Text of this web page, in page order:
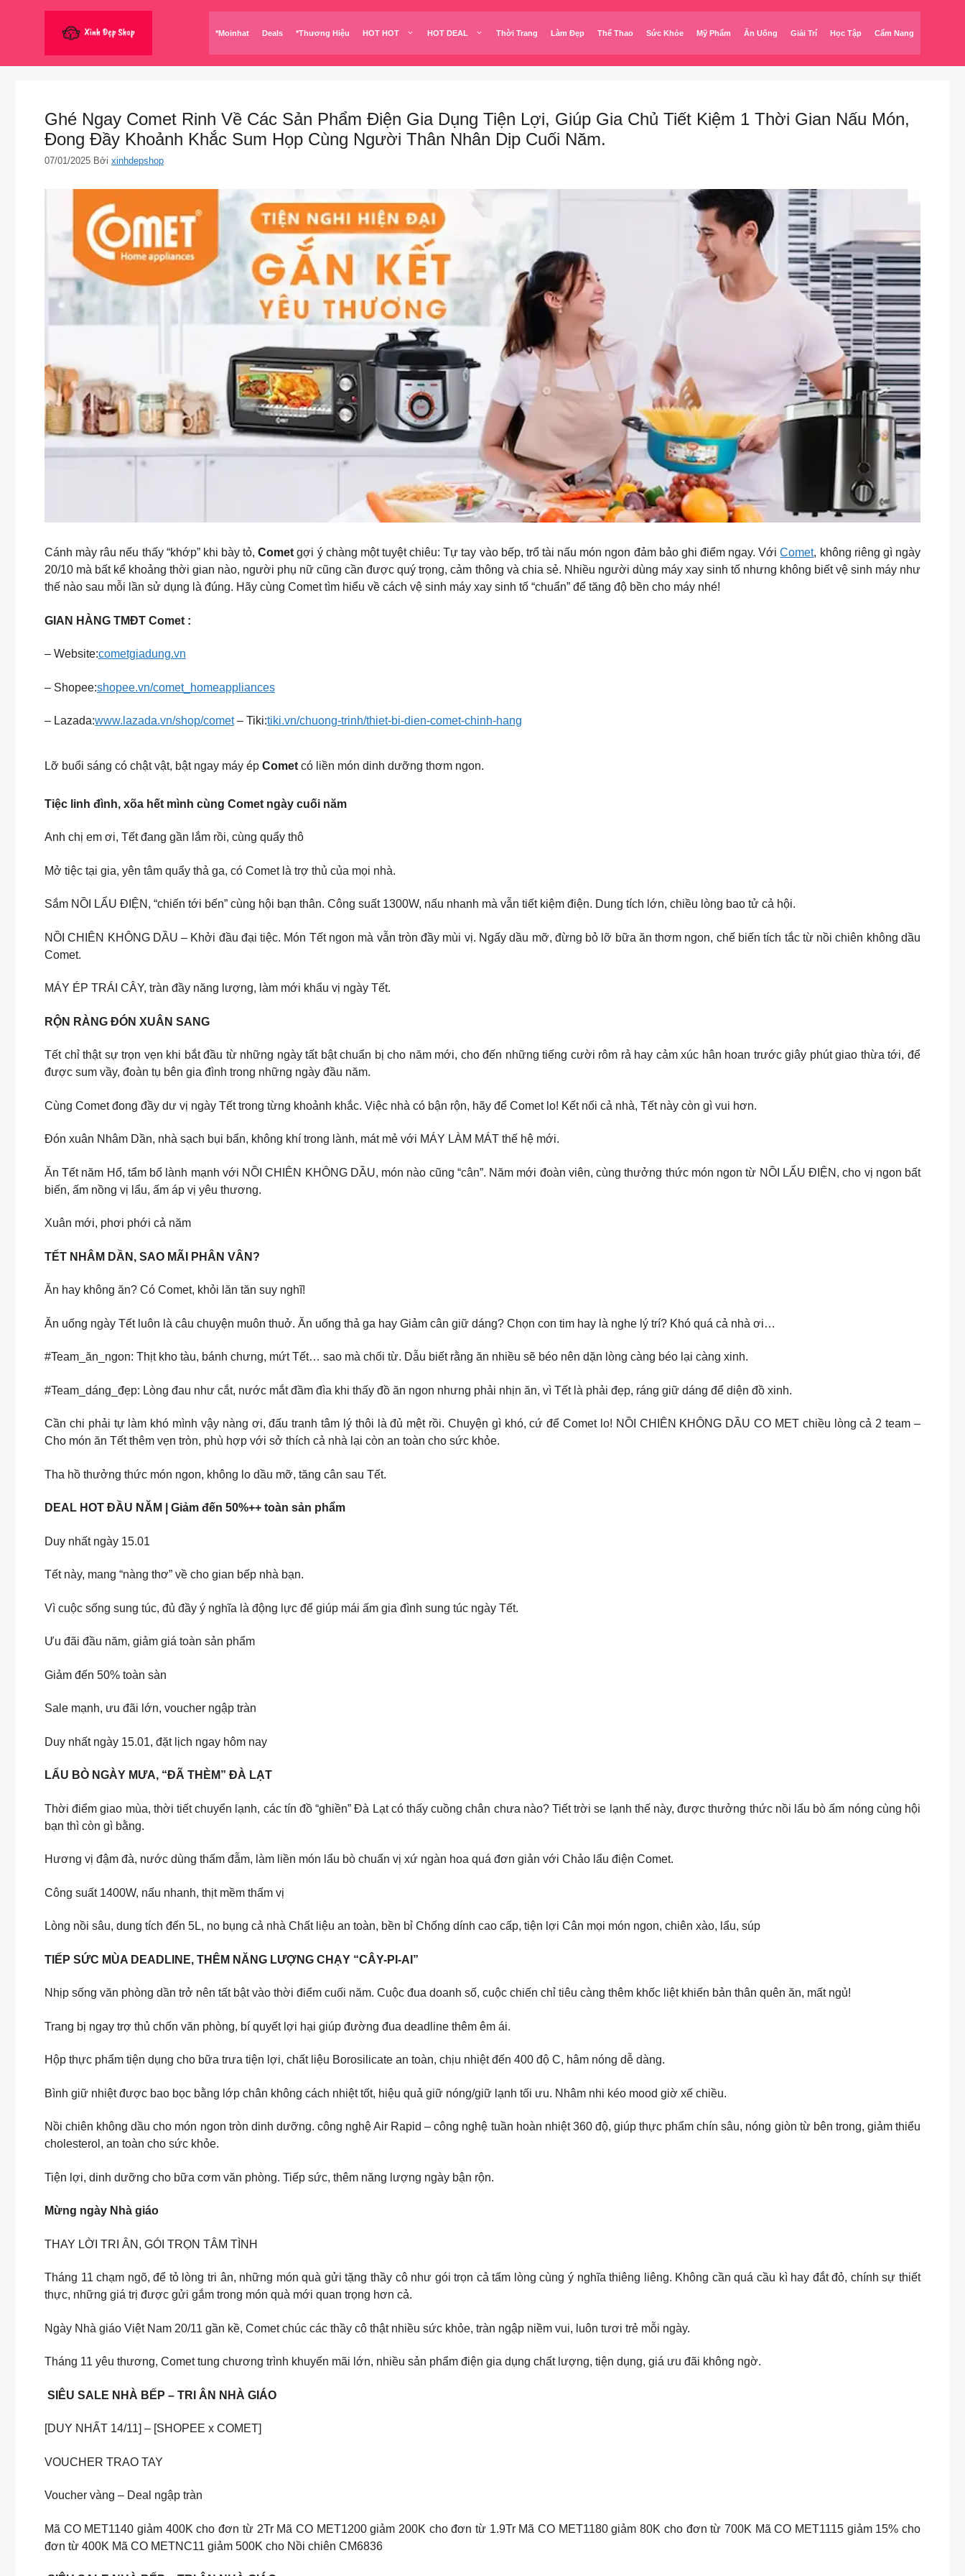
*Moinhat Deals *Thương Hiệu HOT HOT HOT DEAL Thời Trang Làm Đẹp Thể Thao Sức Khỏe Mỹ Phẩm Ăn Uống Giải Trí Học Tập Cẩm Nang
Ghé Ngay Comet Rinh Về Các Sản Phẩm Điện Gia Dụng Tiện Lợi, Giúp Gia Chủ Tiết Kiệm 1 Thời Gian Nấu Món,
Đong Đầy Khoảnh Khắc Sum Họp Cùng Người Thân Nhân Dịp Cuối Năm.
07/01/2025 Bởi xinhdepshop
Cánh mày râu nếu thấy “khớp” khi bày tỏ,Comet gợi ý chàng một tuyệt chiêu: Tự tay vào bếp, trổ tài nấu món ngon đảm bảo ghi điểm ngay. VớiComet, không riêng gì ngày
20/10 mà bất kể khoảng thời gian nào, người phụ nữ cũng cần được quý trọng, cảm thông và chia sẻ. Nhiều người dùng máy xay sinh tố nhưng không biết vệ sinh máy như
thế nào sau mỗi lần sử dụng là đúng. Hãy cùng Comet tìm hiểu về cách vệ sinh máy xay sinh tố “chuẩn” để tăng độ bền cho máy nhé!
GIAN HÀNG TMĐT Comet :
– Website:cometgiadung.vn
– Shopee:shopee.vn/comet_homeappliances
– Lazada:www.lazada.vn/shop/comet– Tiki:tiki.vn/chuong-trinh/thiet-bi-dien-comet-chinh-hang
Lỡ buổi sáng có chật vật, bật ngay máy ép Comet có liền món dinh dưỡng thơm ngon.
Tiệc linh đình, xõa hết mình cùng Comet ngày cuối năm
Anh chị em ơi, Tết đang gần lắm rồi, cùng quẩy thô
Mở tiệc tại gia, yên tâm quẩy thả ga, có Comet là trợ thủ của mọi nhà.
Sắm NỒI LẨU ĐIỆN, “chiến tới bến” cùng hội bạn thân. Công suất 1300W, nấu nhanh mà vẫn tiết kiệm điện. Dung tích lớn, chiều lòng bao tử cả hội.
NỒI CHIÊN KHÔNG DẦU – Khởi đầu đại tiệc. Món Tết ngon mà vẫn tròn đầy mùi vị. Ngấy dầu mỡ, đừng bỏ lỡ bữa ăn thơm ngon, chế biến tích tắc từ nồi chiên không dầu
Comet.
MÁY ÉP TRÁI CÂY, tràn đầy năng lượng, làm mới khẩu vị ngày Tết.
RỘN RÀNG ĐÓN XUÂN SANG
Tết chỉ thật sự trọn vẹn khi bắt đầu từ những ngày tất bật chuẩn bị cho năm mới, cho đến những tiếng cười rôm rả hay cảm xúc hân hoan trước giây phút giao thừa tới, để
được sum vầy, đoàn tụ bên gia đình trong những ngày đầu năm.
Cùng Comet đong đầy dư vị ngày Tết trong từng khoảnh khắc. Việc nhà có bận rộn, hãy để Comet lo! Kết nối cả nhà, Tết này còn gì vui hơn.
️Đón xuân Nhâm Dần, nhà sạch bụi bẩn, không khí trong lành, mát mẻ với MÁY LÀM MÁT thế hệ mới.
️Ăn Tết năm Hổ, tẩm bổ lành mạnh với NỒI CHIÊN KHÔNG DẦU, món nào cũng “cân”. ️Năm mới đoàn viên, cùng thưởng thức món ngon từ NỒI LẨU ĐIỆN, cho vị ngon bất
biến, ấm nồng vị lẩu, ấm áp vị yêu thương.
Xuân mới, phơi phới cả năm
TẾT NHÂM DẦN, SAO MÃI PHÂN VÂN?
Ăn hay không ăn? Có Comet, khỏi lăn tăn suy nghĩ!
Ăn uống ngày Tết luôn là câu chuyện muôn thuở. Ăn uống thả ga hay Giảm cân giữ dáng? Chọn con tim hay là nghe lý trí? Khó quá cả nhà ơi…
#Team_ăn_ngon: Thịt kho tàu, bánh chưng, mứt Tết… sao mà chối từ. Dẫu biết rằng ăn nhiều sẽ béo nên dặn lòng càng béo lại càng xinh.
#Team_dáng_đẹp: Lòng đau như cắt, nước mắt đầm đìa khi thấy đồ ăn ngon nhưng phải nhịn ăn, vì Tết là phải đẹp, ráng giữ dáng để diện đồ xinh.
Cần chi phải tự làm khó mình vậy nàng ơi, đấu tranh tâm lý thôi là đủ mệt rồi. Chuyện gì khó, cứ để Comet lo! NỒI CHIÊN KHÔNG DẦU CO MET chiều lòng cả 2 team –
Cho món ăn Tết thêm vẹn tròn, phù hợp với sở thích cả nhà lại còn an toàn cho sức khỏe.
Tha hồ thưởng thức món ngon, không lo dầu mỡ, tăng cân sau Tết.
DEAL HOT ĐẦU NĂM | Giảm đến 50%++ toàn sản phẩm
Duy nhất ngày 15.01
Tết này, mang “nàng thơ” về cho gian bếp nhà bạn.
Vì cuộc sống sung túc, đủ đầy ý nghĩa là động lực để giúp mái ấm gia đình sung túc ngày Tết.
Ưu đãi đầu năm, giảm giá toàn sản phẩm
Giảm đến 50% toàn sàn
Sale mạnh, ưu đãi lớn, voucher ngập tràn
Duy nhất ngày 15.01, đặt lịch ngay hôm nay
LẨU BÒ NGÀY MƯA, “ĐÃ THÈM” ĐÀ LẠT
Thời điểm giao mùa, thời tiết chuyển lạnh, các tín đồ “ghiền” Đà Lạt có thấy cuồng chân chưa nào? Tiết trời se lạnh thế này, được thưởng thức nồi lẩu bò ấm nóng cùng hội
bạn thì còn gì bằng.
Hương vị đậm đà, nước dùng thấm đẫm, làm liền món lẩu bò chuẩn vị xứ ngàn hoa quá đơn giản với Chảo lẩu điện Comet.
Công suất 1400W, nấu nhanh, thịt mềm thấm vị
Lòng nồi sâu, dung tích đến 5L, no bụng cả nhà Chất liệu an toàn, bền bỉ Chống dính cao cấp, tiện lợi Cân mọi món ngon, chiên xào, lẩu, súp
TIẾP SỨC MÙA DEADLINE, THÊM NĂNG LƯỢNG CHẠY “CÂY-PI-AI”
Nhịp sống văn phòng dần trở nên tất bật vào thời điểm cuối năm. Cuộc đua doanh số, cuộc chiến chỉ tiêu càng thêm khốc liệt khiến bản thân quên ăn, mất ngủ!
Trang bị ngay trợ thủ chốn văn phòng, bí quyết lợi hại giúp đường đua deadline thêm êm ái.
Hộp thực phẩm tiện dụng cho bữa trưa tiện lợi, chất liệu Borosilicate an toàn, chịu nhiệt đến 400 độ C, hâm nóng dễ dàng.
Bình giữ nhiệt được bao bọc bằng lớp chân không cách nhiệt tốt, hiệu quả giữ nóng/giữ lạnh tối ưu. Nhâm nhi kéo mood giờ xế chiều.
Nồi chiên không dầu cho món ngon tròn dinh dưỡng. công nghệ Air Rapid – công nghệ tuần hoàn nhiệt 360 độ, giúp thực phẩm chín sâu, nóng giòn từ bên trong, giảm thiểu
cholesterol, an toàn cho sức khỏe.
Tiện lợi, dinh dưỡng cho bữa cơm văn phòng. Tiếp sức, thêm năng lượng ngày bận rộn.
Mừng ngày Nhà giáo
THAY LỜI TRI ÂN, GÓI TRỌN TÂM TÌNH
Tháng 11 chạm ngõ, để tỏ lòng tri ân, những món quà gửi tặng thầy cô như gói trọn cả tấm lòng cùng ý nghĩa thiêng liêng. Không cần quá cầu kì hay đắt đỏ, chính sự thiết
thực, những giá trị được gửi gắm trong món quà mới quan trọng hơn cả.
Ngày Nhà giáo Việt Nam 20/11 gần kề, Comet chúc các thầy cô thật nhiều sức khỏe, tràn ngập niềm vui, luôn tươi trẻ mỗi ngày.
Tháng 11 yêu thương, Comet tung chương trình khuyến mãi lớn, nhiều sản phẩm điện gia dụng chất lượng, tiện dụng, giá ưu đãi không ngờ.
️ SIÊU SALE NHÀ BẾP – TRI ÂN NHÀ GIÁO ️
[DUY NHẤT 14/11] – [SHOPEE x COMET]
VOUCHER TRAO TAY
Voucher vàng – Deal ngập tràn
Mã CO MET1140 giảm 400K cho đơn từ 2Tr Mã CO MET1200 giảm 200K cho đơn từ 1.9Tr Mã CO MET1180 giảm 80K cho đơn từ 700K Mã CO MET1115 giảm 15% cho
đơn từ 400K Mã CO METNC11 giảm 500K cho Nồi chiên CM6836